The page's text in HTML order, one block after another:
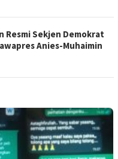
Resmi Sekjen Demokrat
Anies-Muhaimin